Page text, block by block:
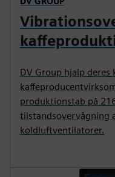
DV Group hjalp
produktionstab på
tilstandsovervågning
koldluftventilatorer.